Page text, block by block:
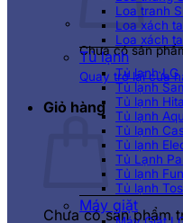
Chưa có sản
Quay trở lại cửa
Giỏ hàng
Chưa có sản phẩm
Loa tranh
Loa xách
Loa xách
Tủ lạnh
Tủ lạnh LG
Tủ lạnh
Tủ lạnh
Tủ lạnh
Tủ lạnh
Tủ lạnh
Tủ Lạnh
Tủ lạnh
Tủ lạnh
Máy giặt